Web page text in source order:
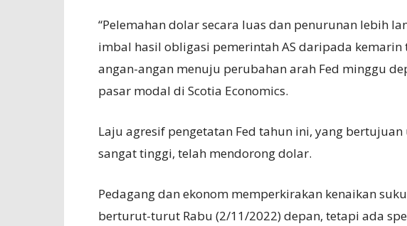
“Pelemahan dolar secara luas dan penurunan lebih
imbal hasil obligasi pemerintah AS daripada
angan-angan menuju perubahan arah Fed minggu
pasar modal di Scotia Economics.
Laju agresif pengetatan Fed tahun ini, yang
sangat tinggi, telah mendorong dolar.
Pedagang dan ekonom memperkirakan kenaikan
berturut-turut Rabu (2/11/2022) depan, tetapi ada